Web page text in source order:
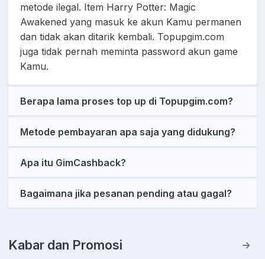
metode ilegal. Item Harry Potter: Magic
Awakened yang masuk ke akun Kamu permanen
dan tidak akan ditarik kembali. Topupgim.com
juga tidak pernah meminta password akun game
Kamu.
Berapa lama proses top up di Topupgim.com?
Metode pembayaran apa saja yang didukung?
Apa itu GimCashback?
Bagaimana jika pesanan pending atau gagal?
Kabar dan Promosi